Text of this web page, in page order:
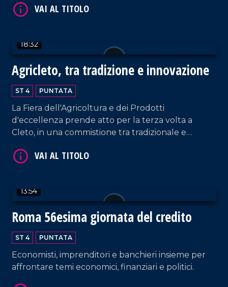
18:32
Agricleto, tra tradizione e innovazione
ST 4 PUNTATA
La Fiera dell'Agricoltura e dei Prodotti
d'eccellenza prende atto per la terza volta a
Cleto, in una commistione tra tradizionale e
13:54
Roma 56esima giornata del credito
ST 4 PUNTATA
Economisti, imprenditori e banchieri insieme per
affrontare temi economici, finanziari e politici.
VAI AL TITOLO